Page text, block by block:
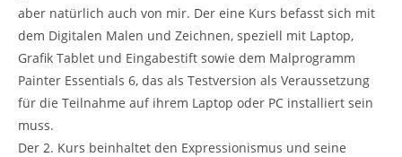
aber natürlich auch von mir. Der eine Kurs befasst sich mit
dem Digitalen Malen und Zeichnen, speziell mit Laptop,
Grafik Tablet und Eingabestift sowie dem Malprogramm
Painter Essentials 6, das als Testversion als Veraussetzung
für die Teilnahme auf ihrem Laptop oder PC installiert sein
muss.
Der 2. Kurs beinhaltet den Expressionismus und seine